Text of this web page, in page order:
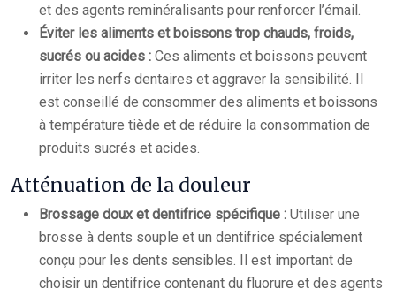
et des agents reminéralisants pour renforcer l’émail.
Éviter les aliments et boissons trop chauds, froids,
sucrés ou acides : Ces aliments et boissons peuvent
irriter les nerfs dentaires et aggraver la sensibilité. Il
est conseillé de consommer des aliments et boissons
à température tiède et de réduire la consommation de
produits sucrés et acides.
Atténuation de la douleur
Brossage doux et dentifrice spécifique : Utiliser une
brosse à dents souple et un dentifrice spécialement
conçu pour les dents sensibles. Il est important de
choisir un dentifrice contenant du fluorure et des agents